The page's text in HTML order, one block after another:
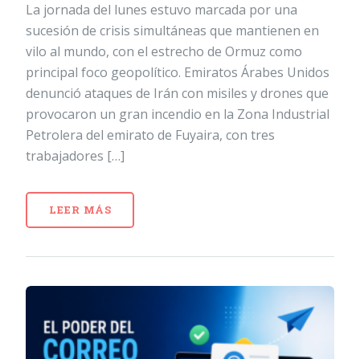
La jornada del lunes estuvo marcada por una
sucesión de crisis simultáneas que mantienen en
vilo al mundo, con el estrecho de Ormuz como
principal foco geopolítico. Emiratos Árabes Unidos
denunció ataques de Irán con misiles y drones que
provocaron un gran incendio en la Zona Industrial
Petrolera del emirato de Fuyaira, con tres
trabajadores […]
LEER MÁS